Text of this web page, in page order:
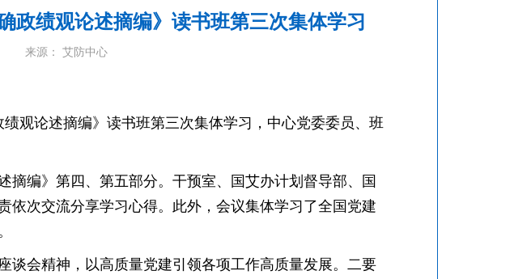
政绩观论述摘编》读书班第三次集体学习
来源： 艾防中心
观论述摘编》读书班第三次集体学习，中心党委委员、班
编》第四、第五部分。干预室、国艾办计划督导部、国
依次交流分享学习心得。此外，会议集体学习了全国党建
谈会精神，以高质量党建引领各项工作高质量发展。二要